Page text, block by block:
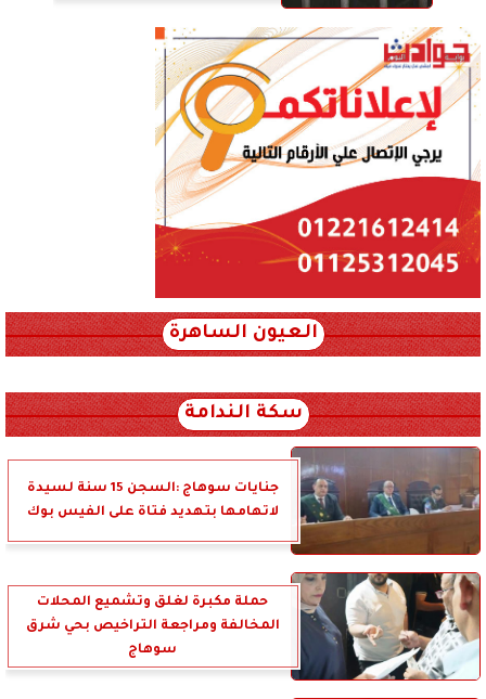
العيون الساهرة
سكة الندامة
جنايات سوهاج :السجن 15 سنة لسيدة
لاتهامها بتهديد فتاة على الفيس بوك
حملة مكبرة لغلق وتشميع المحلات
المخالفة ومراجعة التراخيص بحي شرق
سوهاج